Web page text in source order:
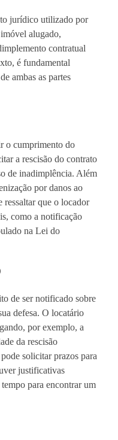
jurídico utilizado por
alugado,
contratual
é fundamental
ambas as partes
o cumprimento do
a rescisão do contrato
de inadimplência. Além
por danos ao
que o locador
como a notificação
na Lei do
de ser notificado sobre
defesa. O locatário
por exemplo, a
da rescisão
solicitar prazos para
justificativas
para encontrar um